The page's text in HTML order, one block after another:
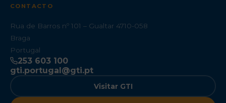
CONTACTO
Rua de Barros nº 101 – Gualtar 4710-058
Braga
Portugal
253 603 100
gti.portugal@gti.pt
Visitar GTI